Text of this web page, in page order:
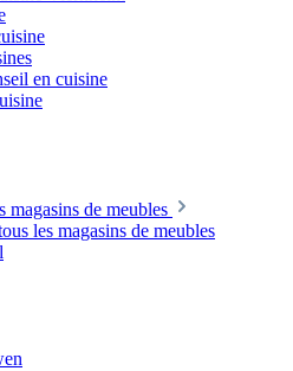
en cuisine
magasins de meubles
les magasins de meubles